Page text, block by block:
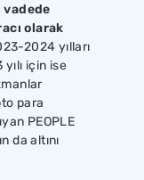
vadede
olarak
2024 yılları
için ise
para
PEOPLE
da altını